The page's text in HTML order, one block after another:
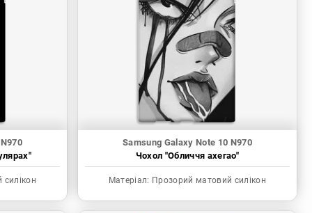
Samsung Galaxy Note 10 N970
Чохол "Обличчя ахегао"
Матеріал: Прозорий матовий силікон